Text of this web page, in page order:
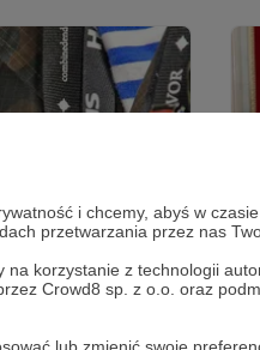
i chcemy, abyś w
przetwarzania przez nas
na korzystanie z technologii
Crowd8 sp. z o.o. oraz
lub zmienić swoje
Operacja
ku końcowi